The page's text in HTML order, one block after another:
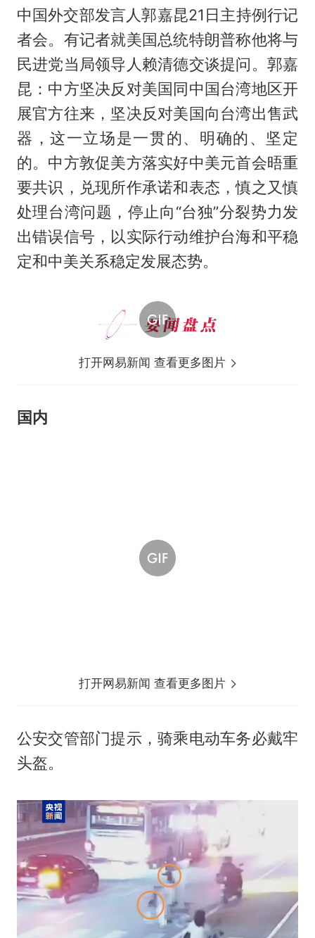
中国外交部发言人郭嘉昆21日主持例行记
者会。有记者就美国总统特朗普称他将与
民进党当局领导人赖清德交谈提问。郭嘉
昆：中方坚决反对美国同中国台湾地区开
展官方往来，坚决反对美国向台湾出售武
器，这一立场是一贯的、明确的、坚定
的。中方敦促美方落实好中美元首会晤重
要共识，兑现所作承诺和表态，慎之又慎
处理台湾问题，停止向“台独”分裂势力发
出错误信号，以实际行动维护台海和平稳
定和中美关系稳定发展态势。
打开网易新闻 查看更多图片
国内
打开网易新闻 查看更多图片
公安交管部门提示，骑乘电动车务必戴牢
头盔。